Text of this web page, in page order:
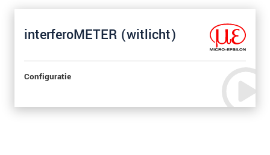
interferoMETER (witlicht)
Configuratie